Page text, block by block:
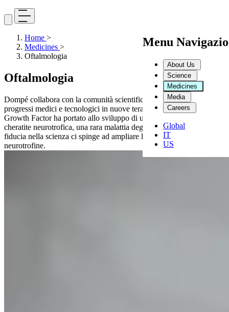
Menu
About Us
Science
Medicines
Media
Careers
Global
IT
US
Home >
Medicines >
Oftalmologia
Oftalmologia
Dompé collabora con la comunità scientifica per trasformare i
progressi medici e tecnologici in nuove terapie. Lo studio del Nerve
Growth Factor ha portato allo sviluppo di un trattamento per la
cheratite neurotrofica, una rara malattia degli occhi. Oggi, la stessa
fiducia nella scienza ci spinge ad ampliare lo studio delle
neurotrofine.